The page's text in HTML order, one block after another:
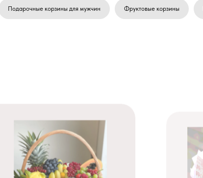
Подарочные корзины для мужчин Фруктовые корзины